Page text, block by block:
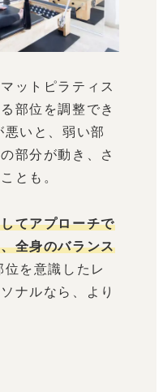
ットピラティス
部位を調整でき
悪いと、弱い部
部分が動き、さ
とも。
てアプローチで
全身のバランス
位を意識したレ
ナルなら、より